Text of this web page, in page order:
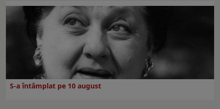
S-a întâmplat pe 10 august